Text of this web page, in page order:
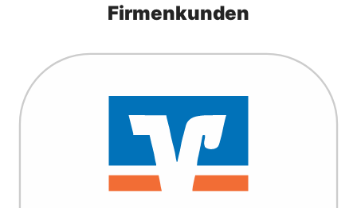
Firmenkunden